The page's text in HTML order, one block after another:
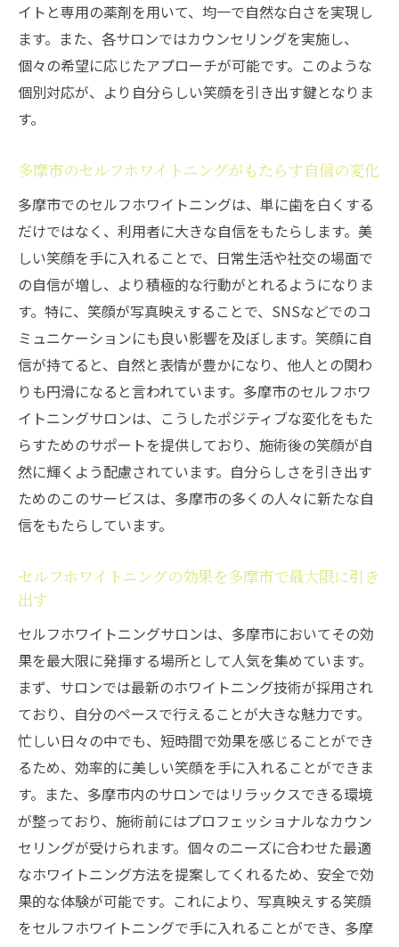
多摩市のセルフホワイトニングで短時間に
美を手に入れる
忙しい生活にフィットするセルフホワイト
ニングのメリット
ちる笑顔をゲット
摩市の方法
多摩市でセルフホワイトニングを体験する
価値
自信を引き出すセルフホワイトニングの秘
密を多摩市で探る
多摩市のセルフホワイトニングで新しい自
分を発見
セルフホワイトニング体験で自信のある笑
顔を多摩市で
多摩市でセルフホワイトニングを通じて自
信を得る方法
セルフホワイトニングで得られる写真映えする
多摩市のセルフホワイトニングが写真映え
写真映えを追求する多摩市のセルフホワイ
トニング体験
多摩市で写真映えを実現するセルフホワイ
トニングの秘策
セルフホワイトニングで撮影に自信を持つ
多摩市の方法
多摩市で写真映えを向上させるセルフホワ
イトニングの技術
写真映えする笑顔を多摩市のセルフホワイ
トニングで手に入れる
最新技術で叶える多摩市のセルフホワイトニン
イトと専用の薬剤を用いて、均一で自然な白さを実現し
ます。また、各サロンではカウンセリングを実施し、
個々の希望に応じたアプローチが可能です。このような
個別対応が、より自分らしい笑顔を引き出す鍵となりま
す。
多摩市のセルフホワイトニングがもたらす自信の変化
多摩市でのセルフホワイトニングは、単に歯を白くする
だけではなく、利用者に大きな自信をもたらします。美
しい笑顔を手に入れることで、日常生活や社交の場面で
の自信が増し、より積極的な行動がとれるようになりま
す。特に、笑顔が写真映えすることで、SNSなどでのコ
ミュニケーションにも良い影響を及ぼします。笑顔に自
信が持てると、自然と表情が豊かになり、他人との関わ
りも円滑になると言われています。多摩市のセルフホワ
イトニングサロンは、こうしたポジティブな変化をもた
らすためのサポートを提供しており、施術後の笑顔が自
然に輝くよう配慮されています。自分らしさを引き出す
ためのこのサービスは、多摩市の多くの人々に新たな自
信をもたらしています。
セルフホワイトニングの効果を多摩市で最大限に引き
出す
セルフホワイトニングサロンは、多摩市においてその効
果を最大限に発揮する場所として人気を集めています。
まず、サロンでは最新のホワイトニング技術が採用され
ており、自分のペースで行えることが大きな魅力です。
忙しい日々の中でも、短時間で効果を感じることができ
るため、効率的に美しい笑顔を手に入れることができま
す。また、多摩市内のサロンではリラックスできる環境
が整っており、施術前にはプロフェッショナルなカウン
セリングが受けられます。個々のニーズに合わせた最適
なホワイトニング方法を提案してくれるため、安全で効
果的な体験が可能です。これにより、写真映えする笑顔
をセルフホワイトニングで手に入れることができ、多摩